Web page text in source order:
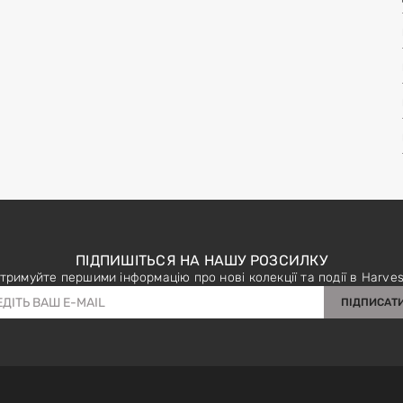
ПІДПИШІТЬСЯ НА НАШУ РОЗСИЛКУ
першими інформацію про нові колекції та події в